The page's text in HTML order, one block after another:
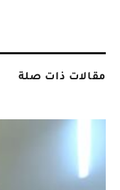
مقالات ذات صلة